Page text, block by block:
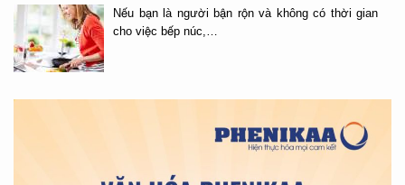
Nếu bạn là người bận rộn và không có thời gian
cho việc bếp núc,…